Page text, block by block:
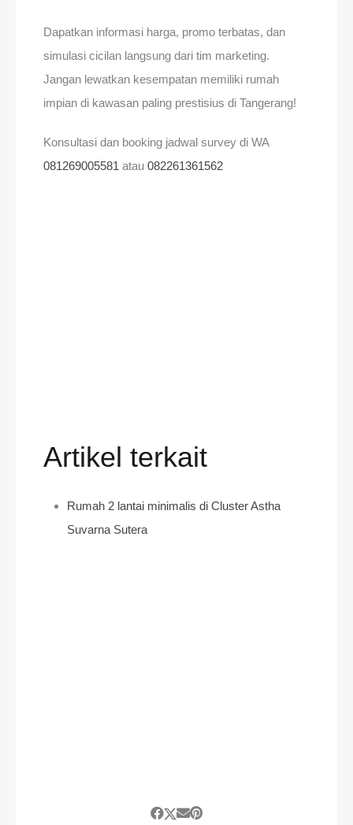
Dapatkan informasi harga, promo terbatas, dan
simulasi cicilan langsung dari tim marketing.
Jangan lewatkan kesempatan memiliki rumah
impian di kawasan paling prestisius di Tangerang!
Konsultasi dan booking jadwal survey di WA
081269005581 atau 082261361562
Artikel terkait
Rumah 2 lantai minimalis di Cluster Astha
Suvarna Sutera